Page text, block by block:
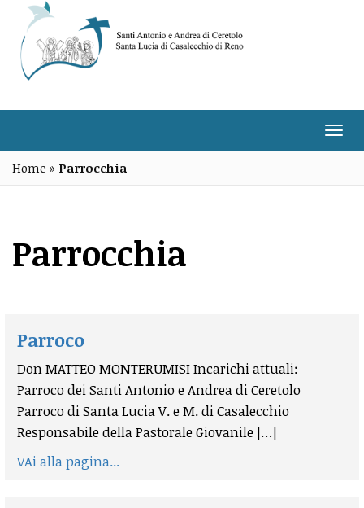
Salta
contenuto
Home » Parrocchia
Parrocchia
Parroco
Don MATTEO MONTERUMISI Incarichi attuali:
Parroco dei Santi Antonio e Andrea di Ceretolo
Parroco di Santa Lucia V. e M. di Casalecchio
Responsabile della Pastorale Giovanile […]
VAi alla pagina...